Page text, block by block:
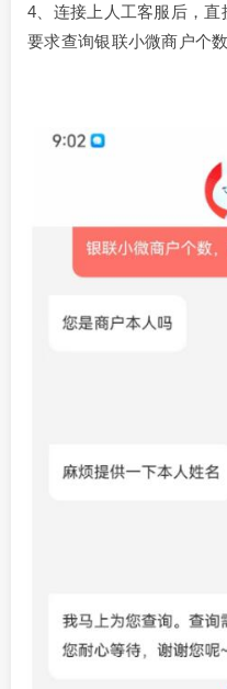
4、连接上人工客服后，直
要求查询银联小微商户个数